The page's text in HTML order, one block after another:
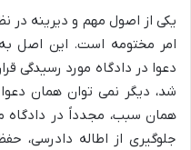
یکی از اصول مهم و دیرینه در
امر مختومه است. این اصل
دعوا در دادگاه مورد رسیدگی
شد، دیگر نمی توان همان
همان سبب، مجدداً در دادگاه
جلوگیری از اطاله دادرسی،